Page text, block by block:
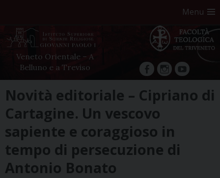
Menu
Veneto Orientale – A
Belluno e a Treviso
facebookInstagram
YouTube
content
Novità editoriale – Cipriano di
Cartagine. Un vescovo
sapiente e coraggioso in
tempo di persecuzione di
Antonio Bonato